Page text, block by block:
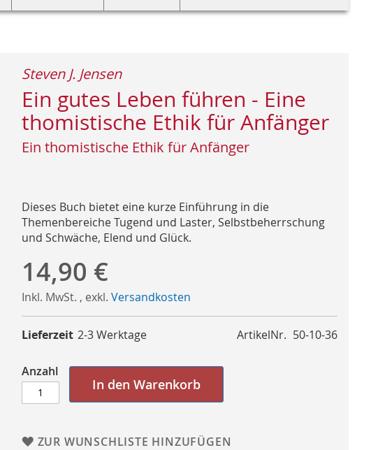
Ein gutes Leben führen - Eine
thomistische Ethik für Anfänger
Ein thomistische Ethik für Anfänger
Steven J. Jensen
Dieses Buch bietet eine kurze Einführung in die
Themenbereiche Tugend und Laster, Selbstbeherrschung
und Schwäche, Elend und Glück.
14,90 €
Inkl. MwSt. , exkl. Versandkosten
ArtikelNr. 50-10-36
Lieferzeit 2-3 Werktage
Anzahl
In den Warenkorb
ZUR WUNSCHLISTE HINZUFÜGEN